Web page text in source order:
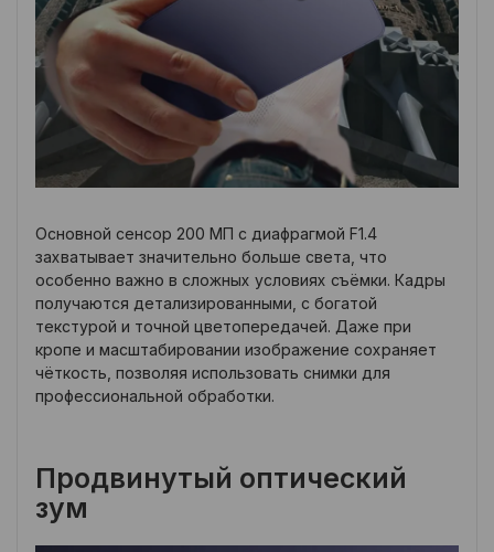
Основной сенсор 200 МП с диафрагмой F1.4
захватывает значительно больше света, что
особенно важно в сложных условиях съёмки. Кадры
получаются детализированными, с богатой
текстурой и точной цветопередачей. Даже при
кропе и масштабировании изображение сохраняет
чёткость, позволяя использовать снимки для
профессиональной обработки.
Продвинутый оптический
зум